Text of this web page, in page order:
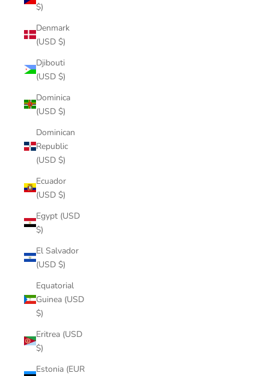
$)
Denmark
(USD $)
Djibouti
(USD $)
Dominica
(USD $)
Dominican
Republic
(USD $)
Ecuador
(USD $)
Egypt (USD
$)
El Salvador
(USD $)
Equatorial
Guinea (USD
$)
Eritrea (USD
$)
Estonia (EUR